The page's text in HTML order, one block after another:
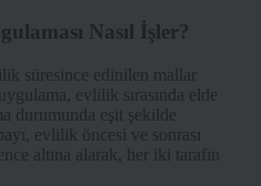
Nasıl İşler?
süresince edinilen mallar
evlilik sırasında elde
durumunda eşit şekilde
evlilik öncesi ve sonrası
altına alarak, her iki tarafın